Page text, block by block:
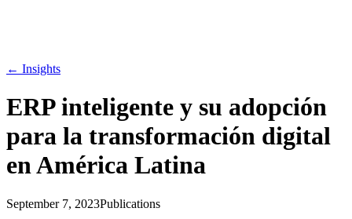
← Insights
ERP inteligente y su adopción
para la transformación digital
en América Latina
September 7, 2023Publications